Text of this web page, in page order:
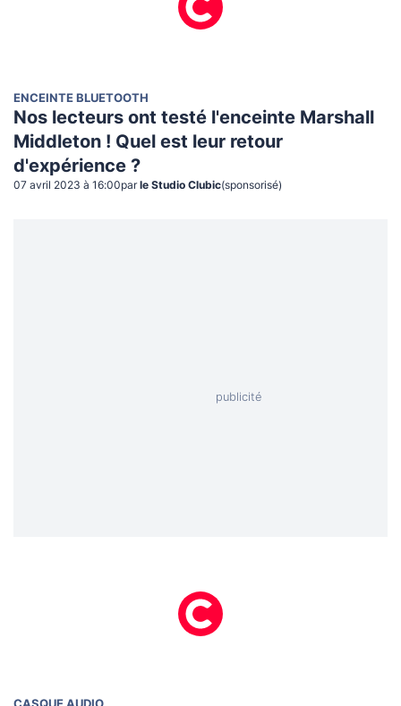
ENCEINTE BLUETOOTH
Nos lecteurs ont testé l'enceinte Marshall
Middleton ! Quel est leur retour
d'expérience ?
07 avril 2023 à 16:00par le Studio Clubic(sponsorisé)